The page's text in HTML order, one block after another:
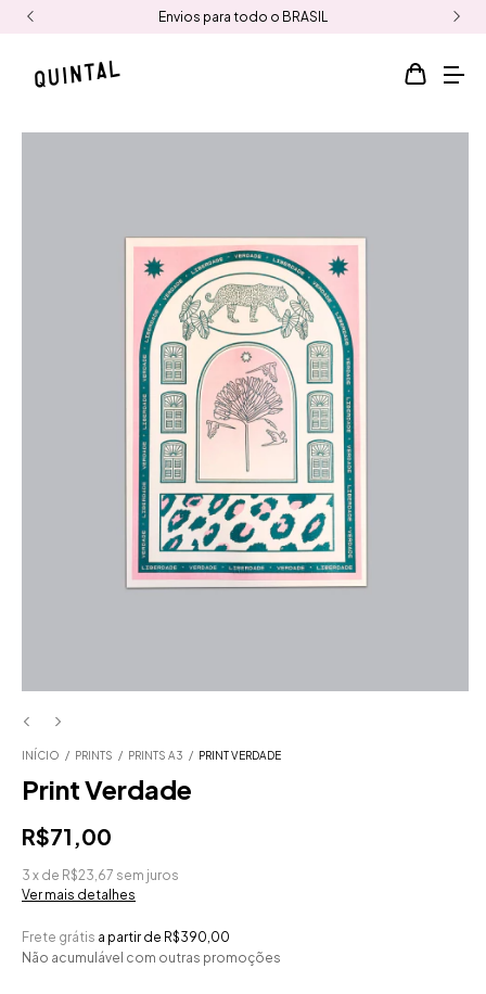
Envios para todo o BRASIL
INÍCIO / PRINTS / PRINTS A3 / PRINT VERDADE
Print Verdade
R$71,00
3 x de R$23,67 sem juros
Ver mais detalhes
Frete grátis a partir de R$390,00
Não acumulável com outras promoções